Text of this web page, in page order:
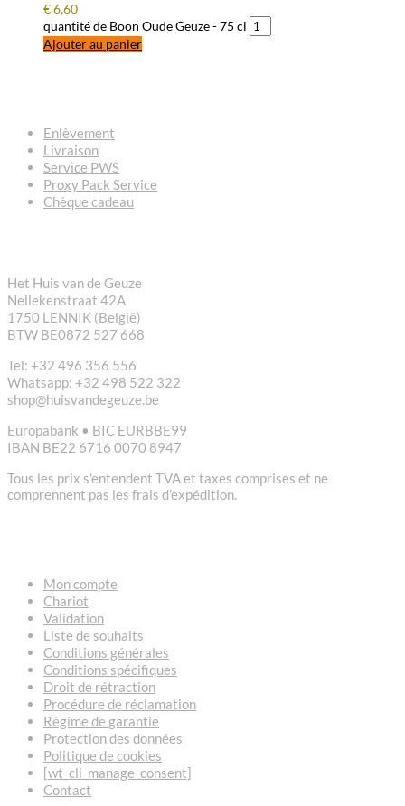
€6,60
quantité de Boon Oude Geuze - 75 cl
Ajouter au panier
Enlèvement
Livraison
Service PWS
Proxy Pack Service
Chèque cadeau
Het Huis van de Geuze
Nellekenstraat 42A
1750 LENNIK (België)
BTW BE0872 527 668
Tel: +32 496 356 556
Whatsapp: +32 498 522 322
shop@huisvandegeuze.be
Europabank • BIC EURBBE99
IBAN BE22 6716 0070 8947
Tous les prix s'entendent TVA et taxes comprises et ne
comprennent pas les frais d'expédition.
Mon compte
Chariot
Validation
Liste de souhaits
Conditions générales
Conditions spécifiques
Droit de rétraction
Procédure de réclamation
Régime de garantie
Protection des données
Politique de cookies
[wt_cli_manage_consent]
Contact